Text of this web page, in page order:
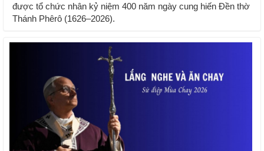
được tổ chức nhân kỷ niệm 400 năm ngày cung hiến Đền thờ
Thánh Phêrô (1626–2026).